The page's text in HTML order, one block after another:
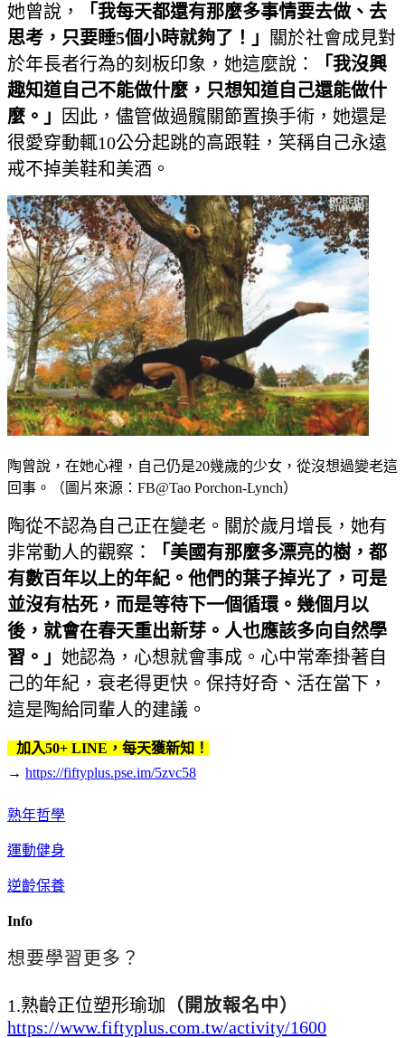
她曾說，
「我每天都還有那麼多事情要去做、去
思考，只要睡5個小時就夠了！」
關於社會成見對
於年長者行為的刻板印象，她這麼說：
「我沒興
趣知道自己不能做什麼，只想知道自己還能做什
麼。」​
因此，儘管做過髖關節置換手術，她還是
很愛穿動輒10公分起跳的高跟鞋，笑稱自己永遠
戒不掉美鞋和美酒。
陶曾說，在她心裡，自己仍是20幾歲的少女，從沒想過變老這
回事。（圖片來源：FB@Tao Porchon-Lynch）
陶從不認為自己正在變老。關於歲月增長，她有
非常動人的觀察：
「美國有那麼多漂亮的樹，都
有數百年以上的年紀。他們的葉子掉光了，可是
並沒有枯死，而是等待下一個循環。幾個月以
後，就會在春天重出新芽。人也應該多向自然學
習。」 她認為，心想就會事成。心中常牽掛著自
己的年紀，衰老得更快。保持好奇、活在當下，
這是陶給同輩人的建議。
加入50+ LINE，每天獲新知！
→ https://fiftyplus.pse.im/5zvc58
熟年哲學
運動健身
逆齡保養
Info
想要學習更多？
1.熟齡正位塑形瑜珈 （開放報名中）
https://www.fiftyplus.com.tw/activity/1600